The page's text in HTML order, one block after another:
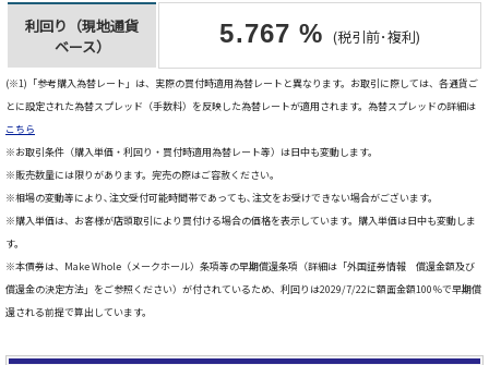
利回り（現地通貨
ベース）
5.767 % (税引前･複利)
(※1)「参考購入為替レート」は、実際の買付時適用為替レートと異なります。お取引に際しては、各通貨ご
とに設定された為替スプレッド（手数料）を反映した為替レートが適用されます。為替スプレッドの詳細は
こちら
※お取引条件（購入単価・利回り・買付時適用為替レート等）は日中も変動します。
※販売数量には限りがあります。完売の際はご容赦ください。
※相場の変動等により､注文受付可能時間帯であっても､注文をお受けできない場合がございます。
※購入単価は、お客様が店頭取引により買付ける場合の価格を表示しています。購入単価は日中も変動しま
す。
※本債券は、Make Whole（メークホール）条項等の早期償還条項（詳細は「外国証券情報 償還金額及び
償還金の決定方法」をご参照ください）が付されているため、利回りは2029/7/22に額面金額100％で早期償
還される前提で算出しています。